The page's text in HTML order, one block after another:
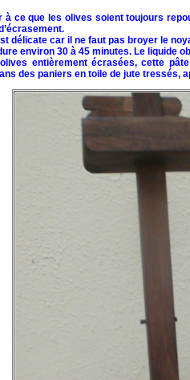
à ce que les olives soient toujours
délicate car il ne faut pas broyer le
environ 30 à 45 minutes. Le liquide
entièrement écrasées, cette
des paniers en toile de jute tressés,